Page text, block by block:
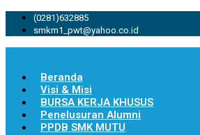
(0281)632885
smkm1_pwt@yahoo.co.id
Beranda
Visi & Misi
BURSA KERJA KHUSUS
Penelusuran Alumni
PPDB SMK MUTU